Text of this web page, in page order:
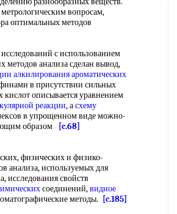
вопросам,
оптимальных методов
с использованием
методов анализа сделан вывод,
алкилирования ароматических
в присутствии сильных
описывается уравнением
реакции, асхему
в упрощенном виде можно-
образом
[c.68]
физических и физико-
анализа, используемых для
исследования свойств
соединений,видное
методы.
[c.185]